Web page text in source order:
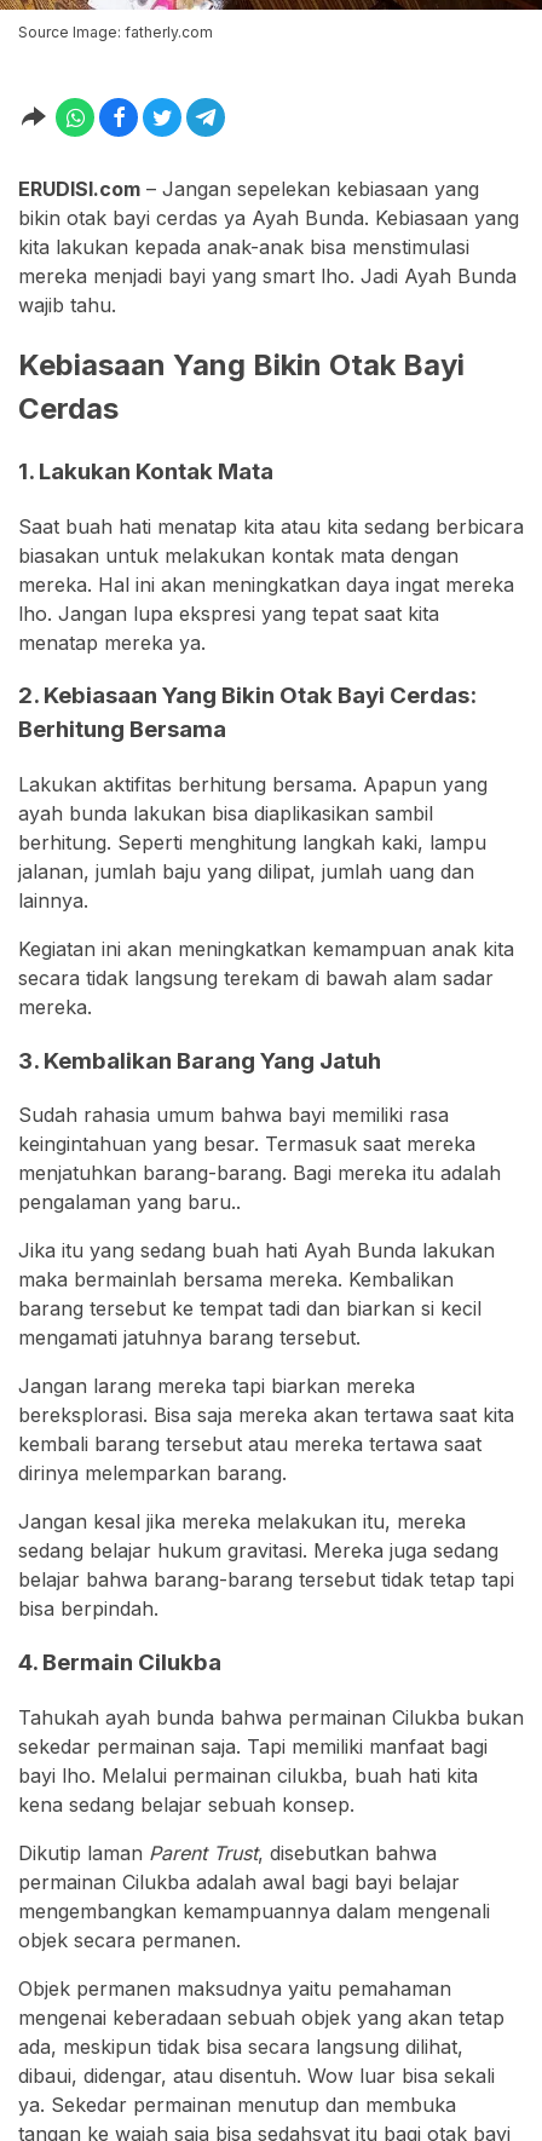
Source Image: fatherly.com
ERUDISI.com – Jangan sepelekan kebiasaan yang
bikin otak bayi cerdas ya Ayah Bunda. Kebiasaan yang
kita lakukan kepada anak-anak bisa menstimulasi
mereka menjadi bayi yang smart lho. Jadi Ayah Bunda
wajib tahu.
Kebiasaan Yang Bikin Otak Bayi
Cerdas
1. Lakukan Kontak Mata
Saat buah hati menatap kita atau kita sedang berbicara
biasakan untuk melakukan kontak mata dengan
mereka. Hal ini akan meningkatkan daya ingat mereka
lho. Jangan lupa ekspresi yang tepat saat kita
menatap mereka ya.
2. Kebiasaan Yang Bikin Otak Bayi Cerdas:
Berhitung Bersama
Lakukan aktifitas berhitung bersama. Apapun yang
ayah bunda lakukan bisa diaplikasikan sambil
berhitung. Seperti menghitung langkah kaki, lampu
jalanan, jumlah baju yang dilipat, jumlah uang dan
lainnya.
Kegiatan ini akan meningkatkan kemampuan anak kita
secara tidak langsung terekam di bawah alam sadar
mereka.
3. Kembalikan Barang Yang Jatuh
Sudah rahasia umum bahwa bayi memiliki rasa
keingintahuan yang besar. Termasuk saat mereka
menjatuhkan barang-barang. Bagi mereka itu adalah
pengalaman yang baru..
Jika itu yang sedang buah hati Ayah Bunda lakukan
maka bermainlah bersama mereka. Kembalikan
barang tersebut ke tempat tadi dan biarkan si kecil
mengamati jatuhnya barang tersebut.
Jangan larang mereka tapi biarkan mereka
bereksplorasi. Bisa saja mereka akan tertawa saat kita
kembali barang tersebut atau mereka tertawa saat
dirinya melemparkan barang.
Jangan kesal jika mereka melakukan itu, mereka
sedang belajar hukum gravitasi. Mereka juga sedang
belajar bahwa barang-barang tersebut tidak tetap tapi
bisa berpindah.
4. Bermain Cilukba
Tahukah ayah bunda bahwa permainan Cilukba bukan
sekedar permainan saja. Tapi memiliki manfaat bagi
bayi lho. Melalui permainan cilukba, buah hati kita
kena sedang belajar sebuah konsep.
Dikutip laman Parent Trust, disebutkan bahwa
permainan Cilukba adalah awal bagi bayi belajar
mengembangkan kemampuannya dalam mengenali
objek secara permanen.
Objek permanen maksudnya yaitu pemahaman
mengenai keberadaan sebuah objek yang akan tetap
ada, meskipun tidak bisa secara langsung dilihat,
dibaui, didengar, atau disentuh. Wow luar bisa sekali
ya. Sekedar permainan menutup dan membuka
tangan ke wajah saja bisa sedahsyat itu bagi otak bayi